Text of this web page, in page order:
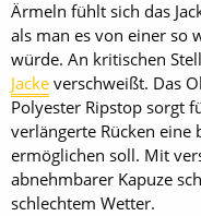
Ärmeln fühlt sich das
als man es von einer so
würde. An kritischen
Jacke verschweißt. Das
Polyester Ripstop sorgt
verlängerte Rücken
ermöglichen soll. Mit
abnehmbarer Kapuze
schlechtem Wetter.